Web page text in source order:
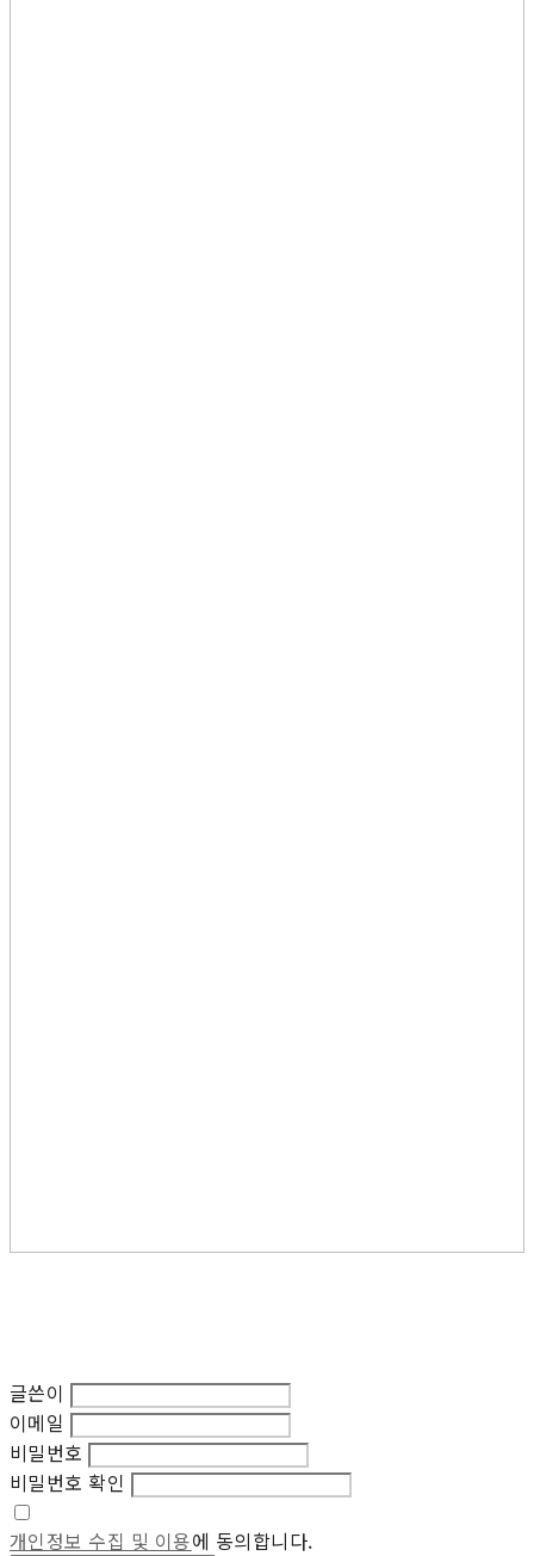
글쓴이
이메일
비밀번호
비밀번호 확인
개인정보 수집 및 이용에 동의합니다.